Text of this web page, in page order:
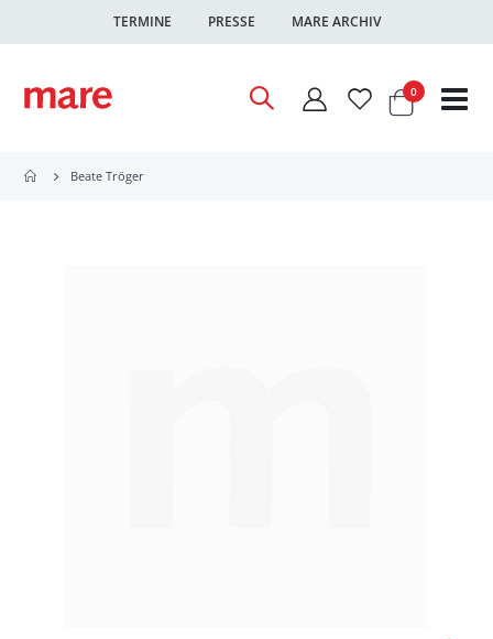
TERMINE PRESSE MARE ARCHIV
Warenkorb
0Artikel
Beate Tröger